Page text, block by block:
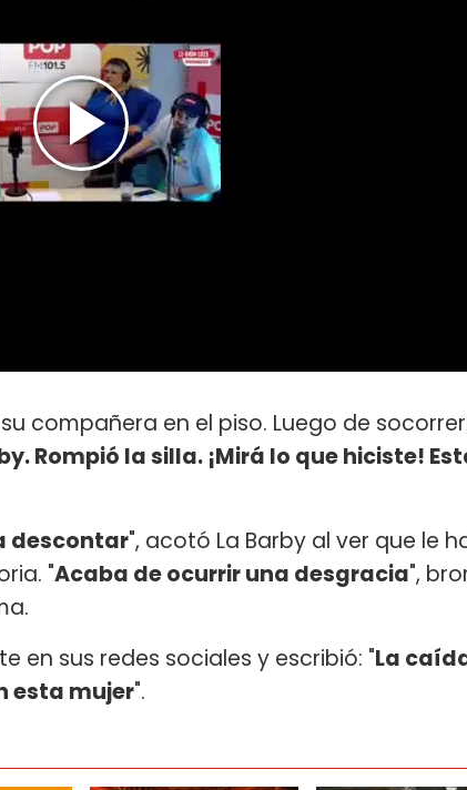
compañera en el piso. Luego de
Rompió la silla. ¡Mirá lo que hiciste!
descontar", acotó La Barby al ver que le
"Acaba de ocurrir una desgracia",
en sus redes sociales y escribió: "La
esta mujer".